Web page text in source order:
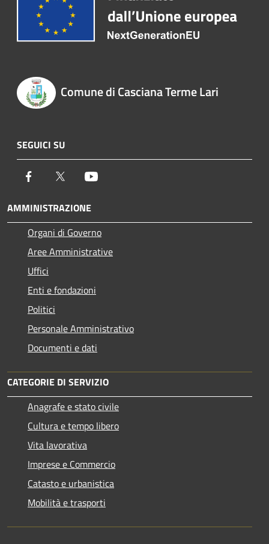
Comune di Casciana Terme Lari
SEGUICI SU
Facebook Twitter
AMMINISTRAZIONE
Organi di Governo
Aree Amministrative
Uffici
Enti e fondazioni
Politici
Personale Amministrativo
Documenti e dati
CATEGORIE DI SERVIZIO
Anagrafe e stato civile
Cultura e tempo libero
Vita lavorativa
Imprese e Commercio
Catasto e urbanistica
Mobilità e trasporti